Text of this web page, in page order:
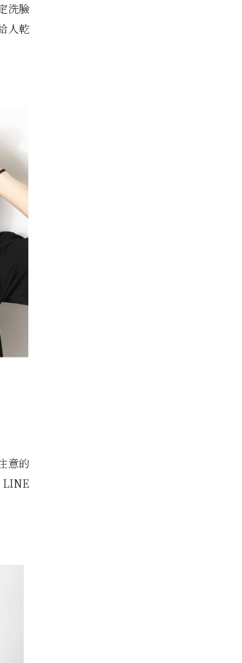
洗臉
人乾
意的
LINE